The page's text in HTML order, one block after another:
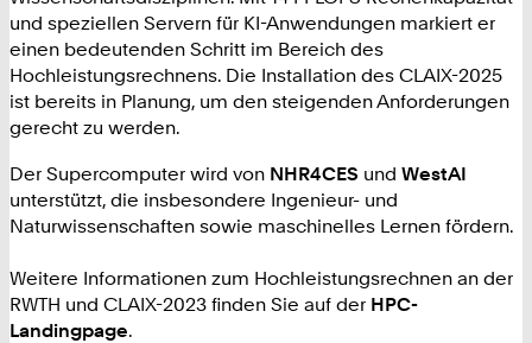
und speziellen Servern für KI-Anwendungen markiert er
einen bedeutenden Schritt im Bereich des
Hochleistungsrechnens. Die Installation des CLAIX-2025
ist bereits in Planung, um den steigenden Anforderungen
gerecht zu werden.
Der Supercomputer wird von NHR4CES und WestAI
unterstützt, die insbesondere Ingenieur- und
Naturwissenschaften sowie maschinelles Lernen fördern.
Weitere Informationen zum Hochleistungsrechnen an der
RWTH und CLAIX-2023 finden Sie auf der HPC-
Landingpage.